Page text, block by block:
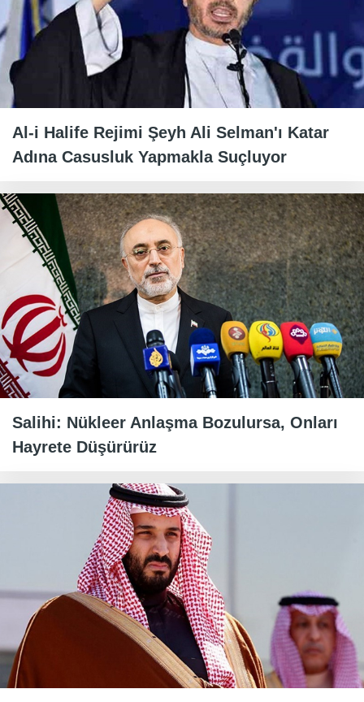
Al-i Halife Rejimi Şeyh Ali Selman'ı Katar
Adına Casusluk Yapmakla Suçluyor
Salihi: Nükleer Anlaşma Bozulursa, Onları
Hayrete Düşürürüz